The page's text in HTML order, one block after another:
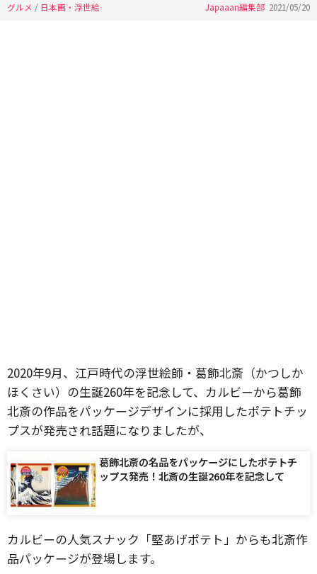
グルメ / 日本画・浮世絵 Japaaan編集部 2021/05/20
2020年9月、江戸時代の浮世絵師・葛飾北斎（かつしか
ほくさい）の生誕260年を記念して、カルビーから葛飾
北斎の作品をパッケージデザインに採用したポテトチッ
プスが発売され話題になりましたが、
葛飾北斎の名品をパッケージにしたポテトチ
ップス発売！北斎の生誕260年を記念して
カルビーの人気スナック「堅あげポテト」からも北斎作
品パッケージが登場します。